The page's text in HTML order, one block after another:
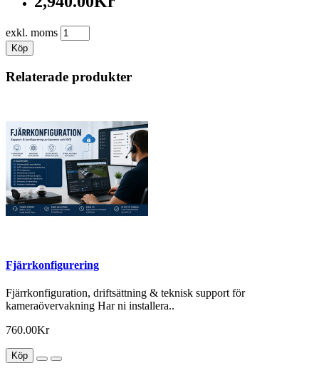
exkl. moms
Köp
Relaterade produkter
Fjärrkonfigurering
Fjärrkonfiguration, driftsättning & teknisk support för
kameraövervakning Har ni installera..
760.00Kr
Köp